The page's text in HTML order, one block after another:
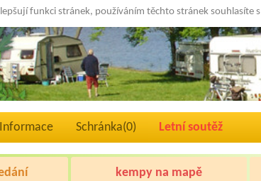
funkci stránek, používáním těchto stránek souhlasíte
Informace Schránka(0) Letní soutěž
kempy na mapě